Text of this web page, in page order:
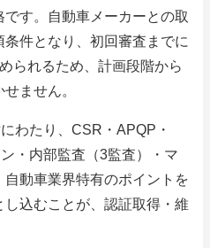
す。自動車メーカーとの取
件となり、初回審査までに
られるため、計画段階から
ません。
わたり、CSR・APQP・
・内部監査（3監査）・マ
動車業界特有のポイントを
込むことが、認証取得・維